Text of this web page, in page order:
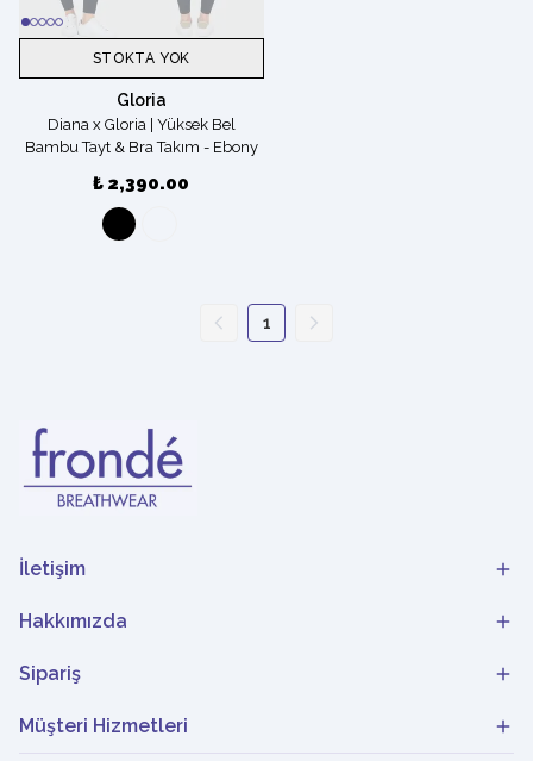
STOKTA YOK
Gloria
Diana x Gloria | Yüksek Bel
Bambu Tayt & Bra Takım - Ebony
₺ 2,390.00
1
İletişim
Hakkımızda
Sipariş
Müşteri Hizmetleri